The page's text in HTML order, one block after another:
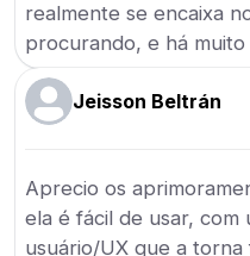
realmente se encaixa
procurando, e há muito
Jeisson Beltrán
Aprecio os
ela é fácil de usar, com
usuário/UX que a